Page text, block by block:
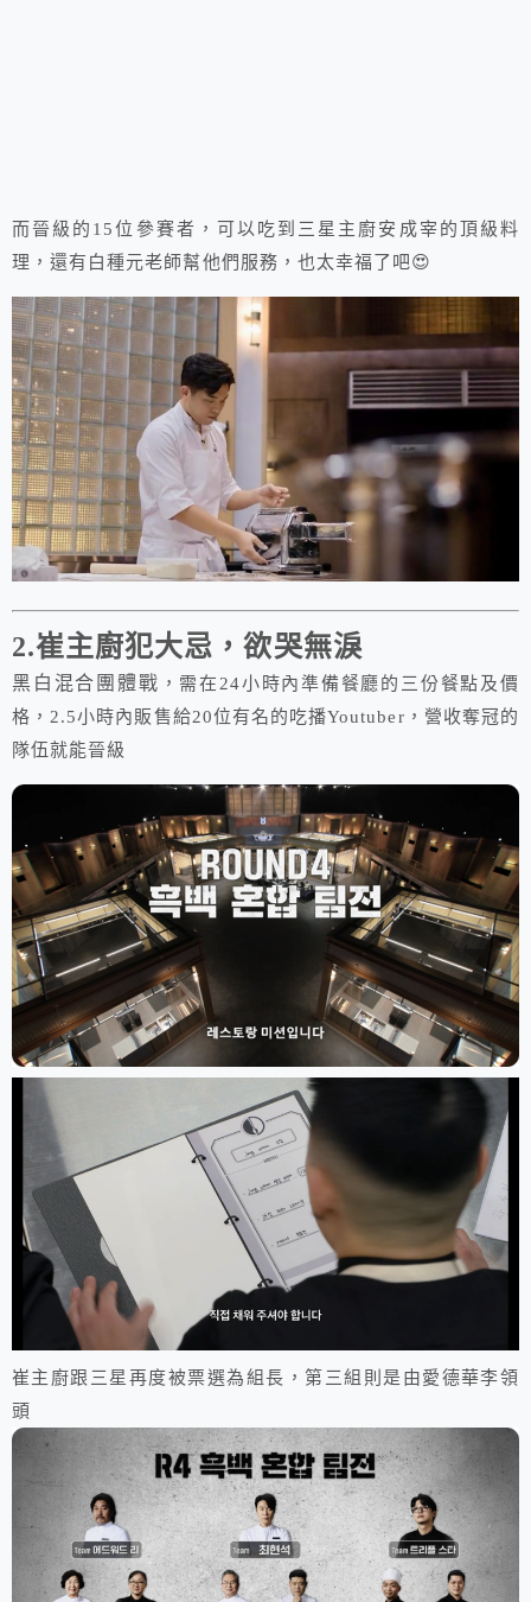
而晉級的15位參賽者，可以吃到三星主廚安成宰的頂級料
理，還有白種元老師幫他們服務，也太幸福了吧😍
2.崔主廚犯大忌，欲哭無淚
黑白混合團體戰 ，需在24小時內準備餐廳的三份餐點及價
格，2.5小時內販售給20位有名的吃播Youtuber，營收奪冠的
隊伍就能晉級
崔主廚跟三星再度被票選為組長，第三組則是由愛德華李領
頭